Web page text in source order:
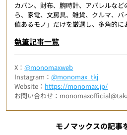
カバン、財布、腕時計、アパレルな
ら、家電、文房具、雑貨、クルマ、
値あるモノ」だけを厳選し、多角的に
執筆記事一覧
X：@monomaxweb
Instagram：@monomax_tkj
Website： https://monomax.jp/
お問い合わせ：
モノマックスの記事